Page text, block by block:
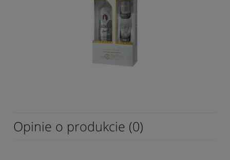
Opinie o produkcie (0)